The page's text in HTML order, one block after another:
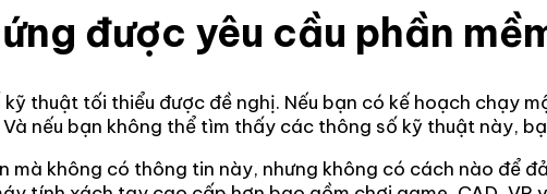
được yêu cầu phần
thuật tối thiểu được đề nghị. Nếu bạn có kế hoạch chạy
nếu bạn không thể tìm thấy các thông số kỹ thuật này,
không có thông tin này, nhưng không có cách nào để